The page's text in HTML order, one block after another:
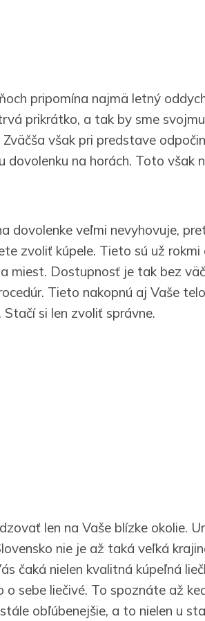
pripomína najmä letný
prikrátko, a tak by sme
však pri predstave
dovolenku na horách. Toto však
dovolenke veľmi nevyhovuje,
zvoliť kúpele. Tieto sú už
miest. Dostupnosť je tak bez
Tieto nakopnú aj Vaše
si len zvoliť správne.
len na Vaše blízke okolie.
nie je až taká veľká
čaká nielen kvalitná kúpeľná
o sebe liečivé. To spoznáte až
obľúbenejšie, a to nielen u